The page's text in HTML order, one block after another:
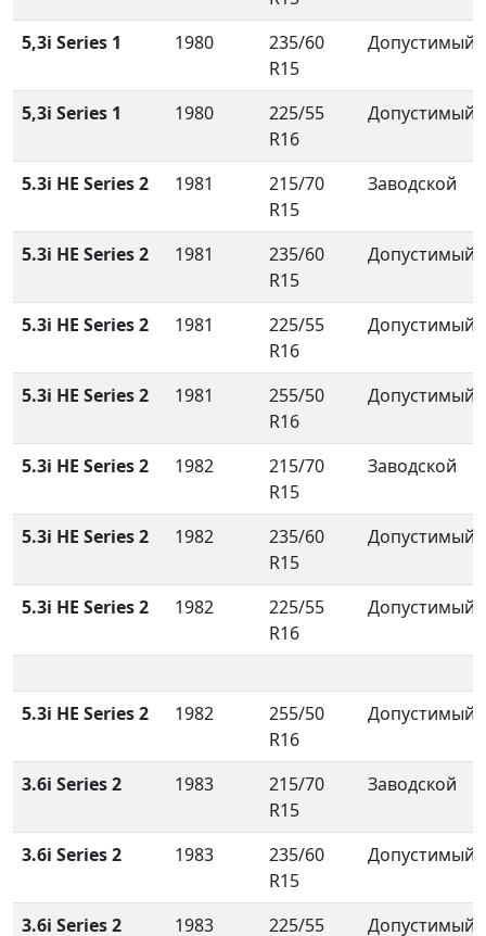
5,3i Series 1
1980
235/60
R15
Допустимый
5,3i Series 1 1980
225/55
R16
Допустимый
5.3i HE Series 2 1981
215/70
R15
Заводской
5.3i HE Series 2 1981
235/60
R15
Допустимый
5.3i HE Series 2 1981
225/55
R16
Допустимый
5.3i HE Series 2 1981
255/50
R16
Допустимый
5.3i HE Series 2 1982
215/70
R15
Заводской
5.3i HE Series 2 1982
235/60
R15
Допустимый
5.3i HE Series 2 1982
225/55
R16
Допустимый
5.3i HE Series 2 1982
255/50
R16
Допустимый
3.6i Series 2 1983
215/70
R15
Заводской
3.6i Series 2 1983
235/60
R15
Допустимый
3.6i Series 2 1983
225/55
Допустимый